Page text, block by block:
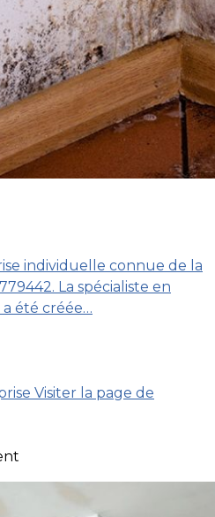
individuelle connue de la
La spécialiste en
été créée…
Visiter la page de